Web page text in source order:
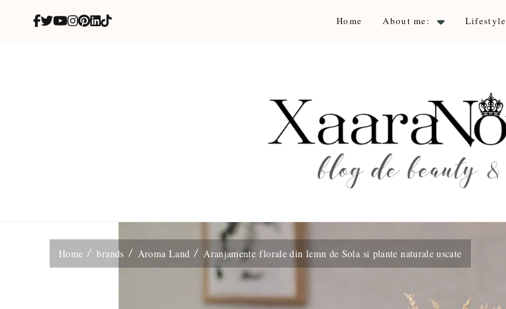
Home About me: Lifestyle
Xaara
Home brands Aroma Land Aranjamente florale din lemn de Sola si plante naturale uscate